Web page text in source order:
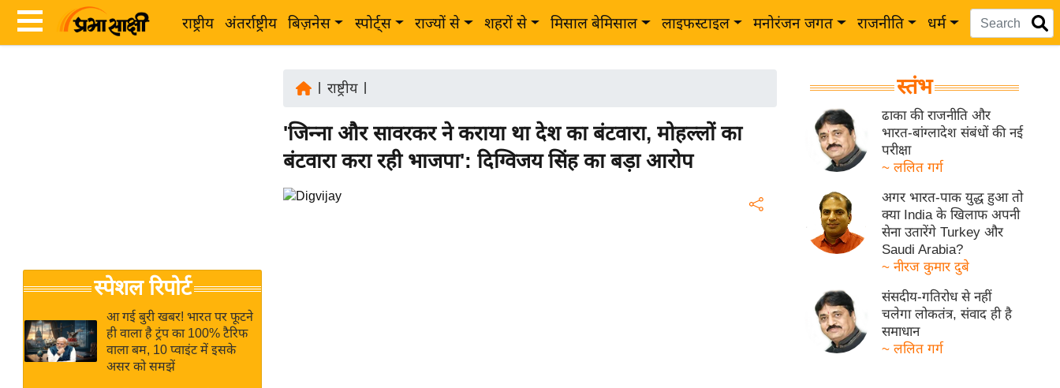
राष्ट्रीय अंतर्राष्ट्रीय बिज़नेस स्पोर्ट्स राज्यों से शहरों से मिसाल बेमिसाल लाइफस्टाइल मनोरंजन जगत राजनीति धर्म
Breaking
News in
Hindi
Hindi
जगत
राय
बजट
स्पेशल रिपोर्ट
आ गई बुरी खबर! भारत पर फूटने
ही वाला है ट्रंप का 100% टैरिफ
वाला बम, 10 प्वाइंट में इसके
असर को समझें
राष्ट्रीय|
'जिन्ना और सावरकर ने कराया था देश का बंटवारा, मोहल्लों का
बंटवारा करा रही भाजपा': दिग्विजय सिंह का बड़ा आरोप
स्तंभ
ढाका की राजनीति और
भारत-बांग्लादेश संबंधों की नई
परीक्षा
~ ललित गर्ग
अगर भारत-पाक युद्ध हुआ तो
क्या India के खिलाफ अपनी
सेना उतारेंगे Turkey और
Saudi Arabia?
~ नीरज कुमार दुबे
संसदीय-गतिरोध से नहीं
चलेगा लोकतंत्र, संवाद ही है
समाधान
~ ललित गर्ग